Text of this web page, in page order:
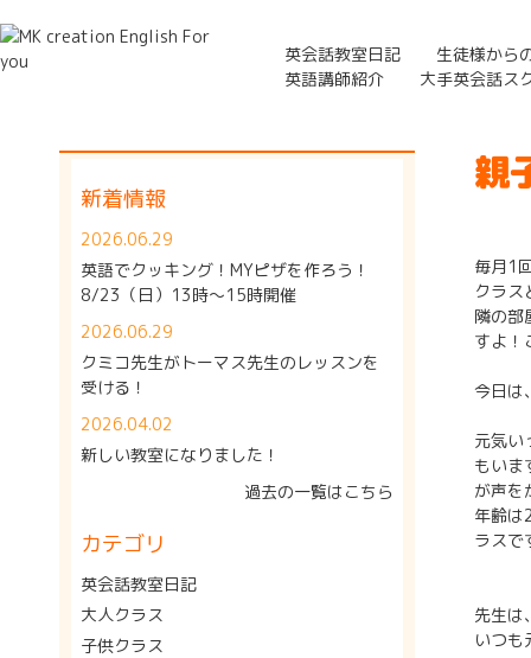
英会話教室日記
生徒様から
英語講師紹介
大手英会話ス
親
毎月1
クラス
隣の部
すよ！
今日は
元気い
もいま
が声を
年齢は
ラスで
先生は
いつも
新着情報
2026.06.29
英語でクッキング！MYピザを作ろう！
8/23（日）13時～15時開催
2026.06.29
クミコ先生がトーマス先生のレッスンを
受ける！
2026.04.02
新しい教室になりました！
過去の一覧はこちら
カテゴリ
英会話教室日記
大人クラス
子供クラス